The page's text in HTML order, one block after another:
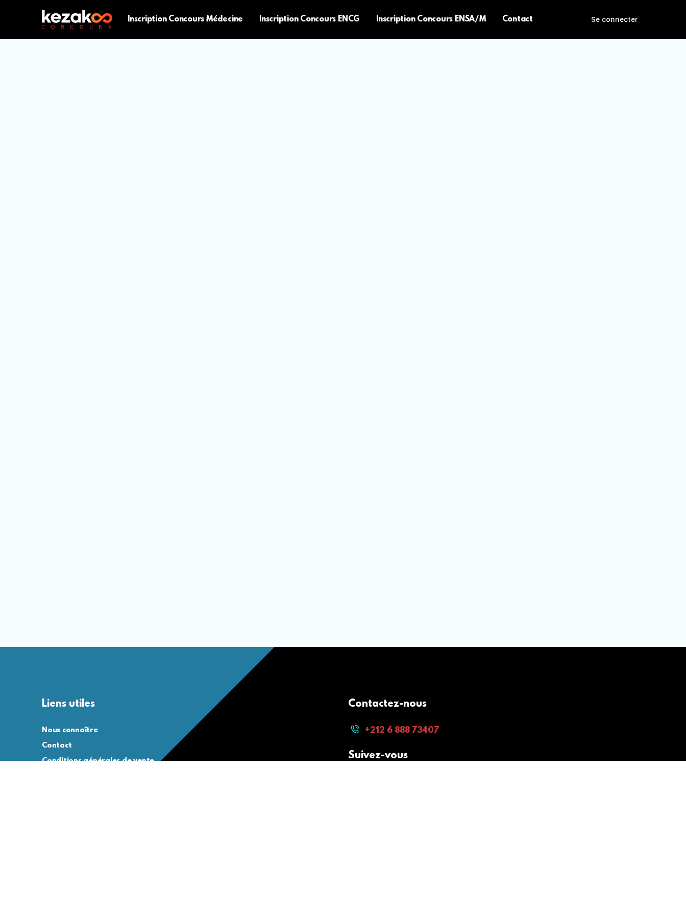
Inscription Concours Médecine Inscription Concours ENCG Inscription Concours ENSA/M Contact Se connecter
Liens utiles
Nous connaître
Contact
Conditions générales de vente
Contactez-nous
+212 6 888 73407
Suivez-vous